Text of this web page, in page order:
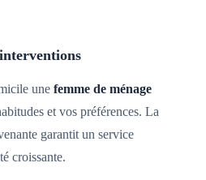
une femme de ménage
et vos préférences. La
garantit un service
croissante.